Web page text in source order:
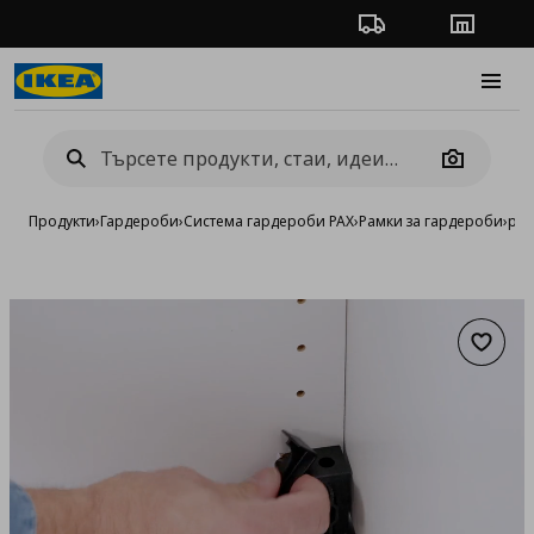
Проследяване на
Camera
Продукти›Гардероби›Система гардероби PAX›Рамки за гардероби›